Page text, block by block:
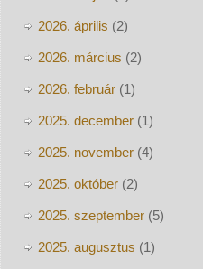
2026. április (2)
2026. március (2)
2026. február(1)
2025. december(1)
2025. november(4)
2025. október(2)
2025. szeptember(5)
2025. augusztus (1)